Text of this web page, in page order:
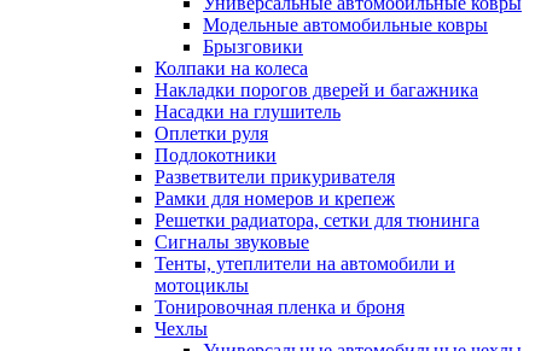
Модельные автомобильные ковры
Брызговики
Колпаки на колеса
Накладки порогов дверей и багажника
Насадки на глушитель
Оплетки руля
Подлокотники
Разветвители прикуривателя
Рамки для номеров и крепеж
Решетки радиатора, сетки для тюнинга
Сигналы звуковые
Тенты, утеплители на автомобили и
мотоциклы
Тонировочная пленка и броня
Чехлы